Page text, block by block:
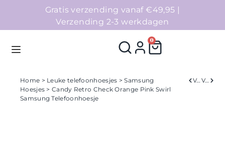
Gratis verzending vanaf €49,95 |
Verzending 2-3 werkdagen
0
Homepage
Home > Leuke telefoonhoesjes >Samsung
Hoesjes > Candy Retro Check Orange Pink Swirl
Samsung Telefoonhoesje
Verleden Volgend